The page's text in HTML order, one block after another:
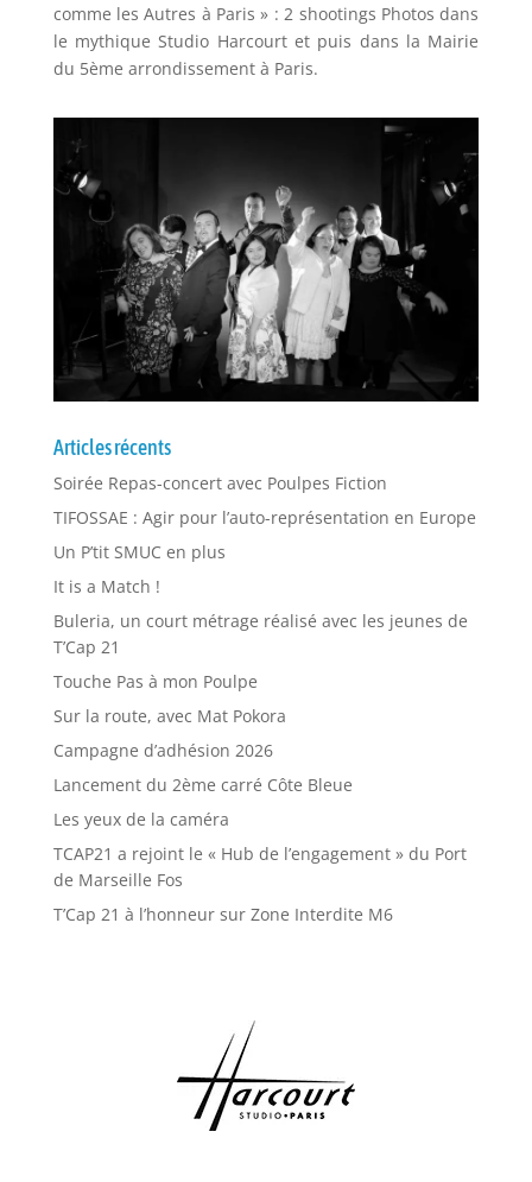
comme les Autres à Paris » : 2 shootings Photos dans
le mythique Studio Harcourt et puis dans la Mairie
du 5ème arrondissement à Paris.
Articles récents
Soirée Repas-concert avec Poulpes Fiction
TIFOSSAE : Agir pour l’auto-représentation en Europe
Un P’tit SMUC en plus
It is a Match !
Buleria, un court métrage réalisé avec les jeunes de
T’Cap 21
Touche Pas à mon Poulpe
Sur la route, avec Mat Pokora
Campagne d’adhésion 2026
Lancement du 2ème carré Côte Bleue
Les yeux de la caméra
TCAP21 a rejoint le « Hub de l’engagement » du Port
de Marseille Fos
T’Cap 21 à l’honneur sur Zone Interdite M6